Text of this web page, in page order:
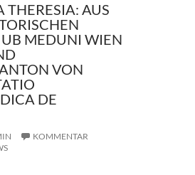
THERESIA: AUS
MEDUNI WIEN
VON
DE
KOMMENTAR